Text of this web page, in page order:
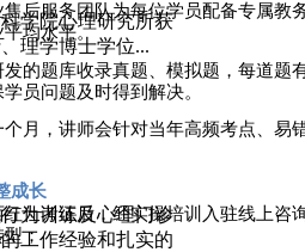
售后服务团队为每位学员配备专属教
均水平。
发的题库收录真题、模拟题，每道题
员问题及时得到解决。
个月，讲师会针对当年高频考点、
成长
仕考证后，经实操培训入驻线上咨
型；
学院心理研究所获
理学博士学位...
为训练及心理门诊
工作经验和扎实的